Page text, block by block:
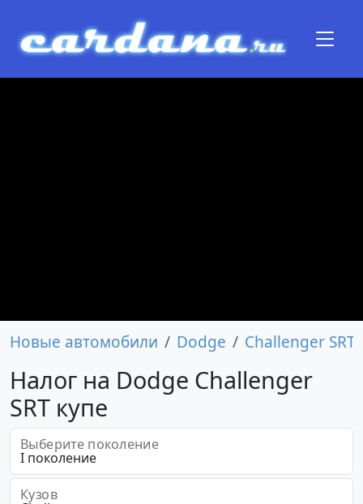
Новые автомобили Dodge Challenger SRT
Налог на Dodge Challenger
SRT купе
Выберите поколение
Кузов